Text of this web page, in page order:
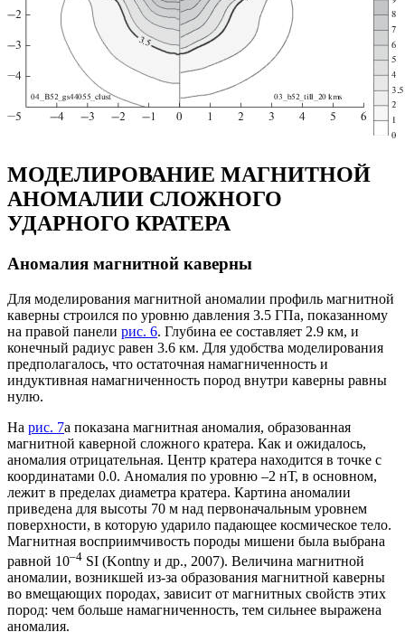
МОДЕЛИРОВАНИЕ МАГНИТНОЙ
АНОМАЛИИ СЛОЖНОГО
УДАРНОГО КРАТЕРА
Аномалия магнитной каверны
Для моделирования магнитной аномалии профиль магнитной
каверны строился по уровню давления 3.5 ГПа, показанному
на правой панели рис. 6. Глубина ее составляет 2.9 км, и
конечный радиус равен 3.6 км. Для удобства моделирования
предполагалось, что остаточная намагниченность и
индуктивная намагниченность пород внутри каверны равны
нулю.
На рис. 7а показана магнитная аномалия, образованная
магнитной каверной сложного кратера. Как и ожидалось,
аномалия отрицательная. Центр кратера находится в точке с
координатами 0.0. Аномалия по уровню –2 нТ, в основном,
лежит в пределах диаметра кратера. Картина аномалии
приведена для высоты 70 м над первоначальным уровнем
поверхности, в которую ударило падающее космическое тело.
Магнитная восприимчивость породы мишени была выбрана
равной 10–4 SI (Kontny и др., 2007). Величина магнитной
аномалии, возникшей из-за образования магнитной каверны
во вмещающих породах, зависит от магнитных свойств этих
пород: чем больше намагниченность, тем сильнее выражена
аномалия.